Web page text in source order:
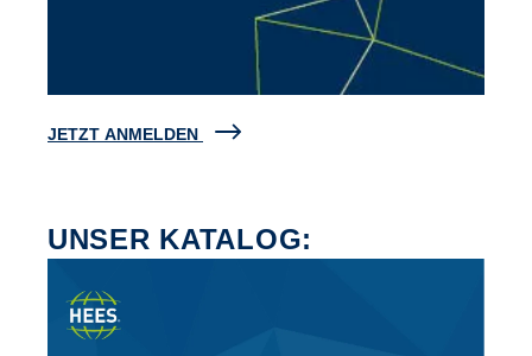
JETZT ANMELDEN
UNSER KATALOG: